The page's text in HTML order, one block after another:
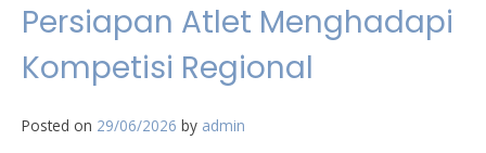
Persiapan Atlet Menghadapi
Kompetisi Regional
Posted on 29/06/2026 by admin